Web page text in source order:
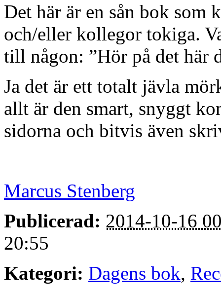
Det här är en sån bok som
och/eller kollegor tokiga.
till någon: ”Hör på det här
Ja det är ett totalt jävla
allt är den smart, snyggt
sidorna och bitvis även
Marcus Stenberg
Publicerad: 2014-10-16
20:55
Kategori: Dagens bok,